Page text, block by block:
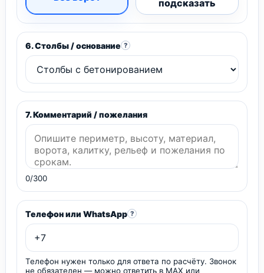
подсказать
6. Столбы / основание ?
7. Комментарий / пожелания
0/300
Телефон или WhatsApp ?
Телефон нужен только для ответа по расчёту. Звонок
не обязателен — можно ответить в MAX или